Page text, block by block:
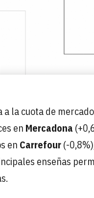
a la cuota de
en Mercadona
en Carrefour(-
enseñas